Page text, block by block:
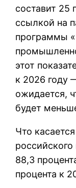
составит 25
ссылкой на
программы
этот
к 2026 году
ожидается,
будет
Что
88,3
процента к